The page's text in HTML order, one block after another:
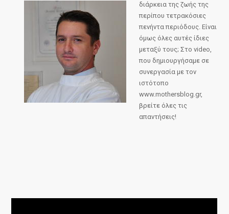
διάρκεια της ζωής της
περίπου τετρακόσιες
πενήντα περιόδους. Είναι
όμως όλες αυτές ίδιες
μεταξύ τους; Στο video,
που δημιουργήσαμε σε
συνεργασία με τον
ιστότοπο
www.mothersblog.gr,
βρείτε όλες τις
απαντήσεις!